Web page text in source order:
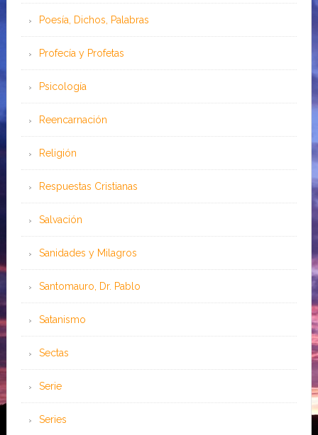
Poesía, Dichos, Palabras
Profecía y Profetas
Psicología
Reencarnación
Religión
Respuestas Cristianas
Salvación
Sanidades y Milagros
Santomauro, Dr. Pablo
Satanismo
Sectas
Serie
Series